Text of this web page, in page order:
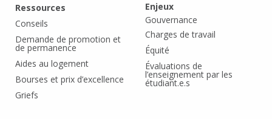
Ressources
Conseils
Demande de promotion et
de permanence
Aides au logement
Bourses et prix d’excellence
Griefs
Enjeux
Gouvernance
Charges de travail
Équité
Évaluations de
l’enseignement par les
étudiant.e.s